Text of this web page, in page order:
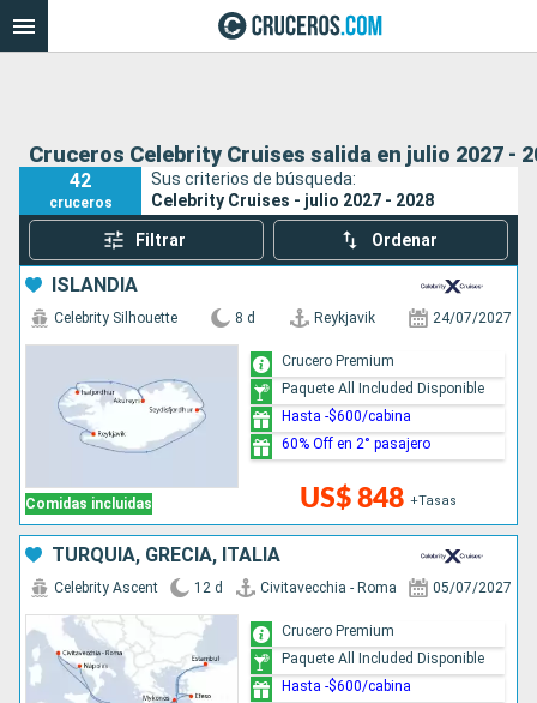
Cruceros Celebrity Cruises salida en julio 2027 -
42
cruceros
Sus criterios de búsqueda:
Celebrity Cruises - julio 2027 - 2028
Filtrar Ordenar
ISLANDIA
Comidas incluidas
Celebrity Silhouette 8 d Reykjavik 24/07/2027
US$ 848 +Tasas
Crucero Premium
Paquete All Included Disponible
Hasta -$600/cabina
60% Off en 2° pasajero
TURQUÍA, GRECIA, ITALIA
Celebrity Ascent 12 d Civitavecchia - Roma 05/07/2027
Crucero Premium
Paquete All Included Disponible
Hasta -$600/cabina